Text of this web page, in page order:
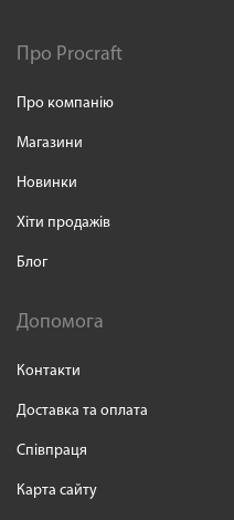
Про Procraft
Про компанію
Магазини
Новинки
Хіти продажів
Блог
Допомога
Контакти
Доставка та оплата
Співпраця
Карта сайту